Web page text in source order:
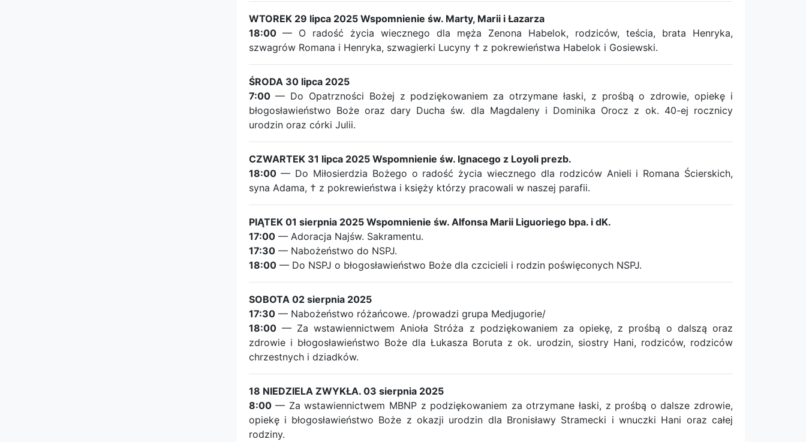
WTOREK 29 lipca 2025 Wspomnienie św. Marty, Marii i Łazarza
18:00— O radość życia wiecznego dla męża Zenona Habelok, rodziców, teścia, brata Henryka,
szwagrów Romana i Henryka, szwagierki Lucyny † z pokrewieństwa Habelok i Gosiewski.
ŚRODA 30 lipca 2025
7:00— Do Opatrzności Bożej z podziękowaniem za otrzymane łaski, z prośbą o zdrowie, opiekę i
błogosławieństwo Boże oraz dary Ducha św. dla Magdaleny i Dominika Orocz z ok. 40-ej rocznicy
urodzin oraz córki Julii.
CZWARTEK 31 lipca 2025 Wspomnienie św. Ignacego z Loyoli prezb.
18:00— Do Miłosierdzia Bożego o radość życia wiecznego dla rodziców Anieli i Romana Ścierskich,
syna Adama, † z pokrewieństwa i księży którzy pracowali w naszej parafii.
PIĄTEK 01 sierpnia 2025 Wspomnienie św. Alfonsa Marii Liguoriego bpa. i dK.
17:00— Adoracja Najśw. Sakramentu.
17:30— Nabożeństwo do NSPJ.
18:00— Do NSPJ o błogosławieństwo Boże dla czcicieli i rodzin poświęconych NSPJ.
SOBOTA 02 sierpnia 2025
17:30— Nabożeństwo różańcowe. /prowadzi grupa Medjugorie/
18:00— Za wstawiennictwem Anioła Stróża z podziękowaniem za opiekę, z prośbą o dalszą oraz
zdrowie i błogosławieństwo Boże dla Łukasza Boruta z ok. urodzin, siostry Hani, rodziców, rodziców
chrzestnych i dziadków.
18 NIEDZIELA ZWYKŁA. 03 sierpnia 2025
8:00— Za wstawiennictwem MBNP z podziękowaniem za otrzymane łaski, z prośbą o dalsze zdrowie,
opiekę i błogosławieństwo Boże z okazji urodzin dla Bronisławy Stramecki i wnuczki Hani oraz całej
rodziny.